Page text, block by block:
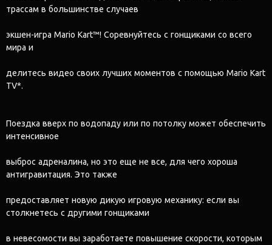
трассам в большинстве случаев
экшен-игра Mario Kart™! Соревнуйтесь с гонщиками со всего
мира и
делитесь видео своих лучших моментов с помощью Mario Kart
TV*.
Поездка вверх по водопаду или по потолку может обеспечить
интенсивное
выброс адреналина, но это еще не все, для чего хороша
антигравитация. Это также
предоставляет новую дикую игровую механику: если вы
столкнетесь с другими гонщиками
в невесомости вы заработаете повышение скорости, которым